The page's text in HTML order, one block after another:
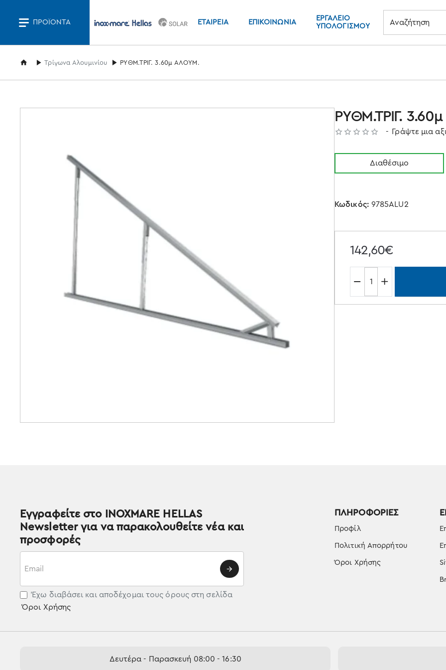
ΠΡΟΪΌΝΤΑ ΕΤΑΙΡΕΊΑ ΕΠΙΚΟΙΝΩΝΊΑ
ΕΡΓΑΛΕΊΟ
ΥΠΟΛΟΓΙΣΜΟΎ
Αναζήτηση
homeΤρίγωνα Αλουμινίου ΡΥΘΜ.ΤΡΙΓ. 3.60μ ΑΛΟΥΜ.
ΡΥΘΜ.ΤΡΙΓ.
Διαθέσιμο
Κωδικός: 9785ALU2
- Γράψτε μια
142,60€
Εγγραφείτε στο INOXMARE HELLAS
Newsletter για να παρακολουθείτε νέα και
προσφορές
Έχω διαβάσει και αποδέχομαι τους όρους στη σελίδα
Όροι Χρήσης
ΠΛΗΡΟΦΟΡΊΕΣ
Προφίλ
Πολιτική Απορρήτου
Όροι Χρήσης
Δευτέρα - Παρασκευή 08:00 - 16:30